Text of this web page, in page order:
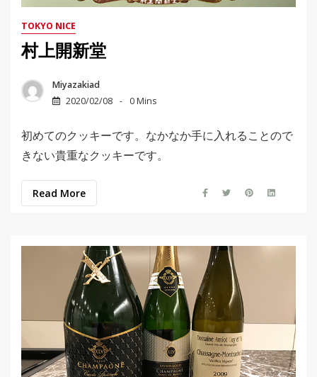
TOKYO NICE
村上開新堂
Miyazakiad
2020/02/08
0 Mins
初めてのクッキーです。なかなか手に入れることので
きない貴重なクッキーです。
Read More